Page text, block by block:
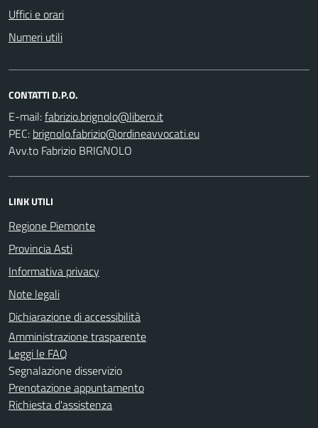
Uffici e orari
Numeri utili
CONTATTI D.P.O.
E-mail:
PEC:
Avv.to Fabrizio BRIGNOLO
LINK UTILI
Regione Piemonte
Provincia Asti
Informativa privacy
Note legali
Dichiarazione di accessibilità
Amministrazione trasparente
Leggi le FAQ
Segnalazione disservizio
Prenotazione appuntamento
Richiesta d'assistenza